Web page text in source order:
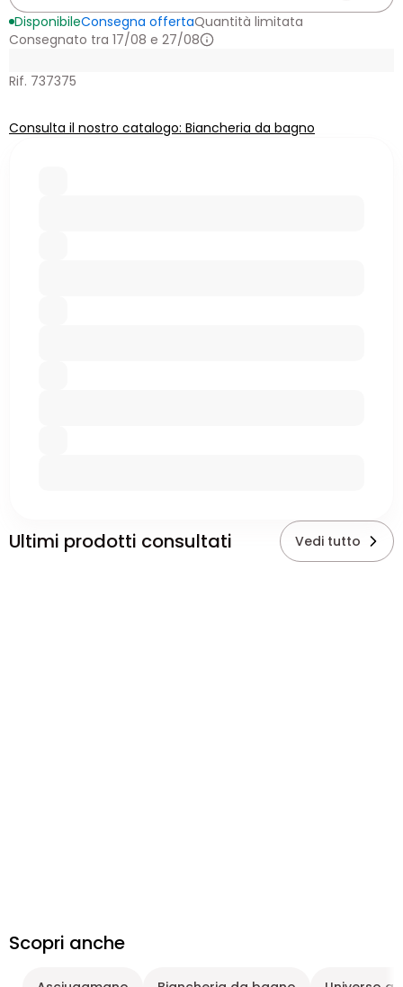
DisponibileConsegna offertaQuantità limitata
Consegnato tra 17/08 e 27/08
Rif. 737375
Consulta il nostro catalogo: Biancheria da bagno
Ultimi prodotti consultati Vedi tutto
Scopri anche